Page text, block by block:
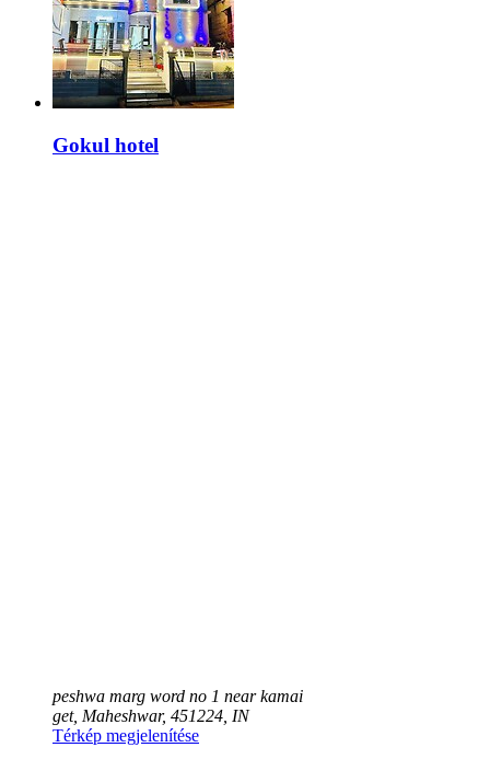
Gokul hotel
peshwa marg word no 1 near kamai
get, Maheshwar, 451224, IN
Térkép megjelenítése